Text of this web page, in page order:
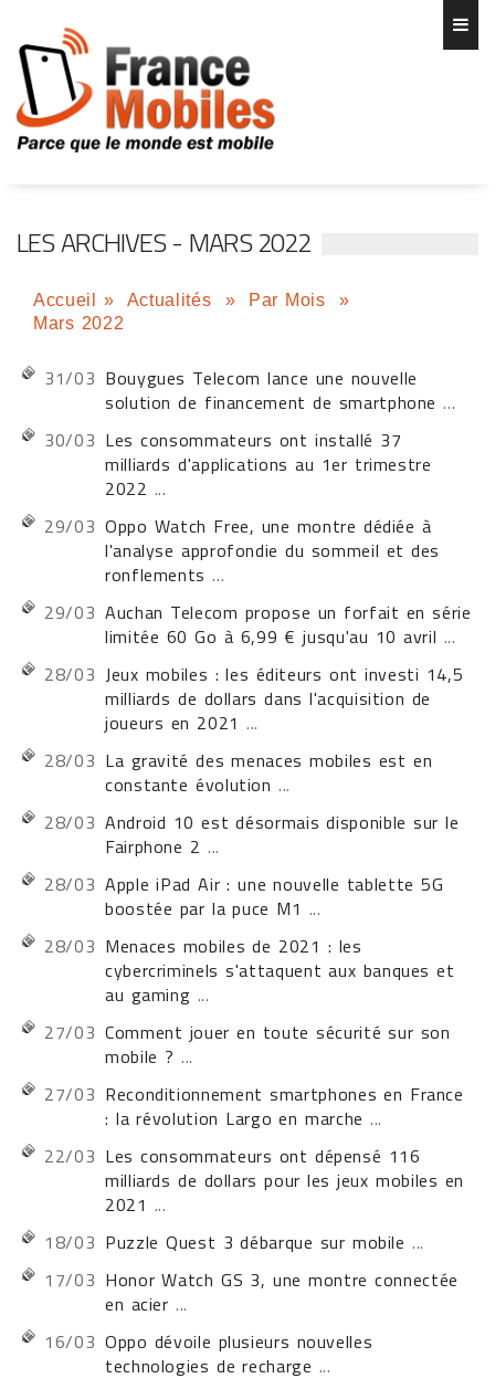
LES ARCHIVES - MARS 2022
Accueil » Actualités » Par Mois
»
Mars 2022
31/03 Bouygues Telecom lance une nouvelle
solution de financement de smartphone ...
30/03 Les consommateurs ont installé 37
milliards d'applications au 1er trimestre
2022 ...
29/03 Oppo Watch Free, une montre dédiée à
l'analyse approfondie du sommeil et des
ronflements ...
29/03 Auchan Telecom propose un forfait en série
limitée 60 Go à 6,99 € jusqu'au 10 avril ...
28/03 Jeux mobiles : les éditeurs ont investi 14,5
milliards de dollars dans l'acquisition de
joueurs en 2021 ...
28/03 La gravité des menaces mobiles est en
constante évolution ...
28/03 Android 10 est désormais disponible sur le
Fairphone 2 ...
28/03 Apple iPad Air : une nouvelle tablette 5G
boostée par la puce M1 ...
28/03 Menaces mobiles de 2021 : les
cybercriminels s'attaquent aux banques et
au gaming ...
27/03 Comment jouer en toute sécurité sur son
mobile ? ...
27/03 Reconditionnement smartphones en France
: la révolution Largo en marche ...
22/03 Les consommateurs ont dépensé 116
milliards de dollars pour les jeux mobiles en
2021 ...
18/03 Puzzle Quest 3 débarque sur mobile ...
17/03 Honor Watch GS 3, une montre connectée
en acier ...
16/03 Oppo dévoile plusieurs nouvelles
technologies de recharge ...